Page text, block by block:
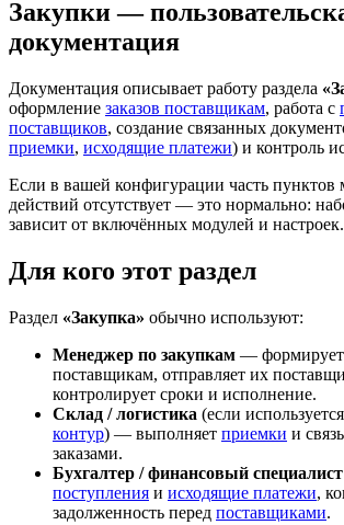
Закупки —
документация
Документация описывает работу раздела
оформление заказов поставщикам, работа с
поставщиков, создание связанных
приемки, исходящие платежи) и контроль
Если в вашей конфигурации часть
действий отсутствует — это нормально:
зависит от включённых модулей и настроек.
Для кого этот раздел
Раздел «Закупка» обычно используют:
Менеджер по закупкам — формирует
поставщикам, отправляет их
контролирует сроки и исполнение.
Склад / логистика (если используется
контур) — выполняет приемки и
заказами.
Бухгалтер / финансовый специалист
поступления и исходящие платежи,
задолженность перед поставщиками.